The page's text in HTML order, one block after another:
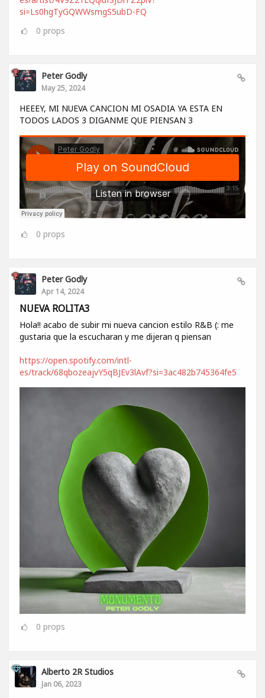
si=Ls0hgTyGQWWsmgS5ubD-FQ
0 props
Peter Godly
May 25, 2024
HEEEY, MI NUEVA CANCION MI OSADIA YA ESTA EN
TODOS LADOS 3 DIGANME QUE PIENSAN 3
0 props
Peter Godly
Apr 14, 2024
NUEVA ROLITA3
Hola!! acabo de subir mi nueva cancion estilo R&B (: me
gustaria que la escucharan y me dijeran q piensan
https://open.spotify.com/intl-
es/track/68qbozeajvY5qBJEv3lAvf?si=3ac482b745364fe5
0 props
Alberto 2R Studios
Jan 06, 2023